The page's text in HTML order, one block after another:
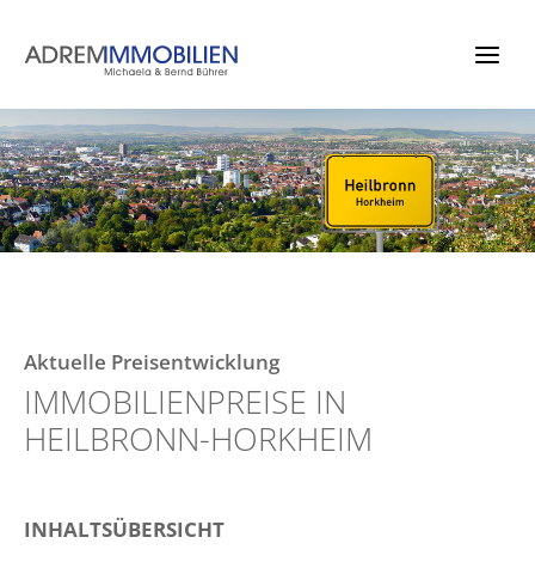
Inhalt
Aktuelle Preisentwicklung
IMMOBILIENPREISE IN
HEILBRONN-HORKHEIM
INHALTSÜBERSICHT